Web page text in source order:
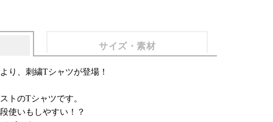
サイズ・素材
り、刺繍Tシャツが登場！
トのTシャツです。
使いもしやすい！？